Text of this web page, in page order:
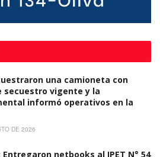
una camioneta con
secuestro vigente y la
informó operativos en la
DE 2026
netbooks al IPET N° 54